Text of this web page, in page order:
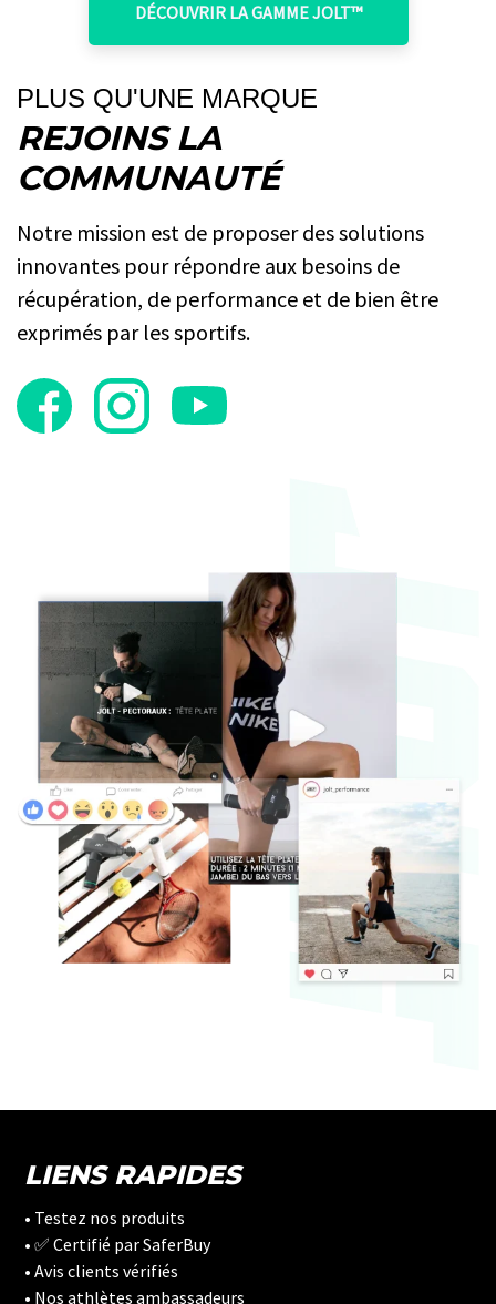
DÉCOUVRIR LA GAMME JOLT™
PLUS QU'UNE MARQUE
REJOINS LA
COMMUNAUTÉ
Notre mission est de proposer des solutions
innovantes pour répondre aux besoins de
récupération, de performance et de bien être
exprimés par les sportifs.
LIENS RAPIDES
• Testez nos produits
• ✅ Certifié par SaferBuy
• Avis clients vérifiés
• Nos athlètes ambassadeurs